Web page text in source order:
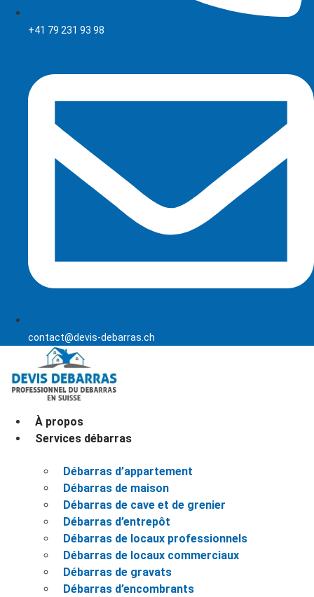
+41 79 231 93 98
contact@devis-debarras.ch
À propos
Services débarras
Débarras d’appartement
Débarras de maison
Débarras de cave et de grenier
Débarras d’entrepôt
Débarras de locaux professionnels
Débarras de locaux commerciaux
Débarras de gravats
Débarras d’encombrants